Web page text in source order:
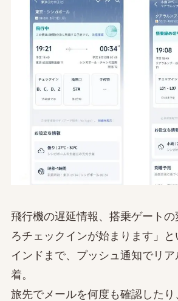
飛行機の遅延情報、搭乗ゲート
ろチェックインが始まります」
インドまで、プッシュ通知でリア
着。
旅先でメールを何度も確認した